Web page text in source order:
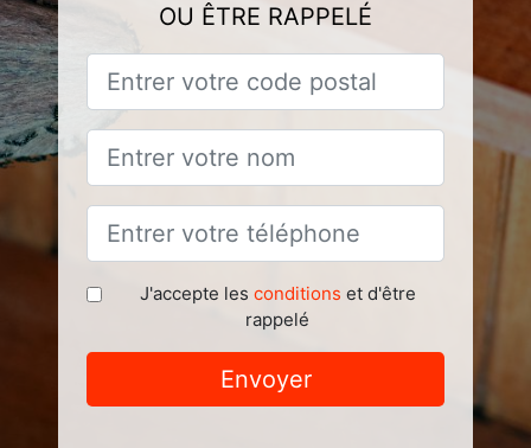
OU ÊTRE RAPPELÉ
J'accepte les conditions et d'être
rappelé
Envoyer